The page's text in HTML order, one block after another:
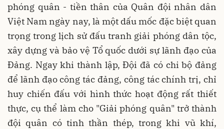
phóng quân - tiền thân của Quân đội nhân dân
Việt Nam ngày nay, là một dấu mốc đặc biệt quan
trọng trong lịch sử đấu tranh giải phóng dân tộc,
xây dựng và bảo vệ Tổ quốc dưới sự lãnh đạo của
Đảng. Ngay khi thành lập, Đội đã có chi bộ đảng
để lãnh đạo công tác đảng, công tác chính trị, chỉ
huy chiến đấu với hình thức hoạt động rất thiết
thực, cụ thể làm cho "Giải phóng quân" trở thành
đội quân có tinh thần thép, trong khi vũ khí,